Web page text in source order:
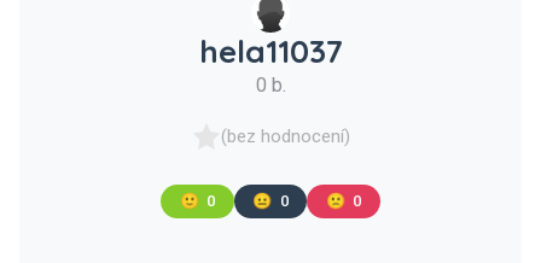
hela11037
0 b.
(bez hodnocení)
🙂 0 😐 0 🙁 0